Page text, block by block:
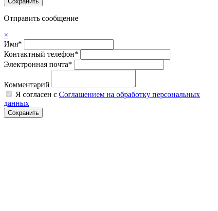
Отправить сообщение
×
Имя*
Контактный телефон*
Электронная почта*
Комментарий
Я согласен с Соглашением на обработку персональных
данных